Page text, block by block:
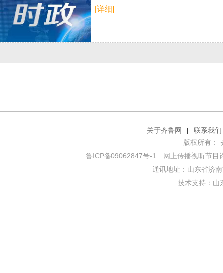
[详细]
关于齐鲁网 |
联系我们
版权所有：
鲁ICP备09062847号-1
网上传播视听节目
通讯地址：山东省济
技术支持： 山